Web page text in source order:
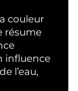
couleur
résume
influence
l’eau,